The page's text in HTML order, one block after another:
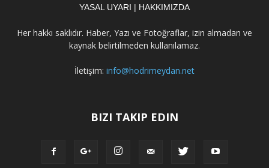
YASAL UYARI | HAKKIMIZDA
Her hakkı saklıdır. Haber, Yazı ve Fotoğraflar, izin almadan ve
kaynak belirtilmeden kullanılamaz.
İletişim: info@hodrimeydan.net
BIZI TAKIP EDIN